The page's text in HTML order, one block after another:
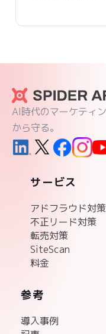
AI時代のマーケティ
から守る。
サービス
アドフラウド対策
不正リード対策
転売対策
SiteScan
料金
参考
導入事例